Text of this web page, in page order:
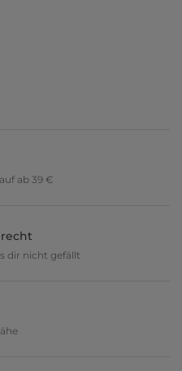
ab 39 €
dir nicht gefällt